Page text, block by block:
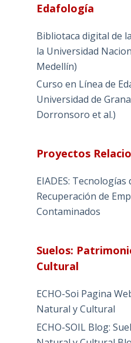
Edafología
Bibliotaca digital de
la Universidad
Medellín)
Curso en Línea de
Universidad de
Dorronsoro et al.)
Proyectos
EIADES: Tecnologías
Recuperación de
Contaminados
Suelos:
Cultural
ECHO-Soi Pagina
Natural y Cultural
ECHO-SOIL Blog: